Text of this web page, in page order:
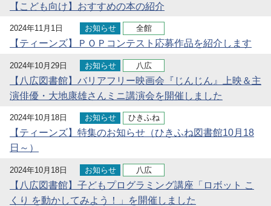
【こども向け】おすすめの本の紹介
2024年11月1日 お知らせ 全館
【ティーンズ】ＰＯＰコンテスト応募作品を紹介します
2024年10月29日 お知らせ 八広
【八広図書館】バリアフリー映画会『じんじん』上映＆主
演俳優・大地康雄さんミニ講演会を開催しました
2024年10月18日 お知らせ ひきふね
【ティーンズ】特集のお知らせ（ひきふね図書館10月18
日～）
2024年10月18日 お知らせ 八広
【八広図書館】子どもプログラミング講座「ロボット こ
くり を動かしてみよう！」を開催しました